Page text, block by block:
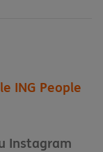
ING People
Instagram